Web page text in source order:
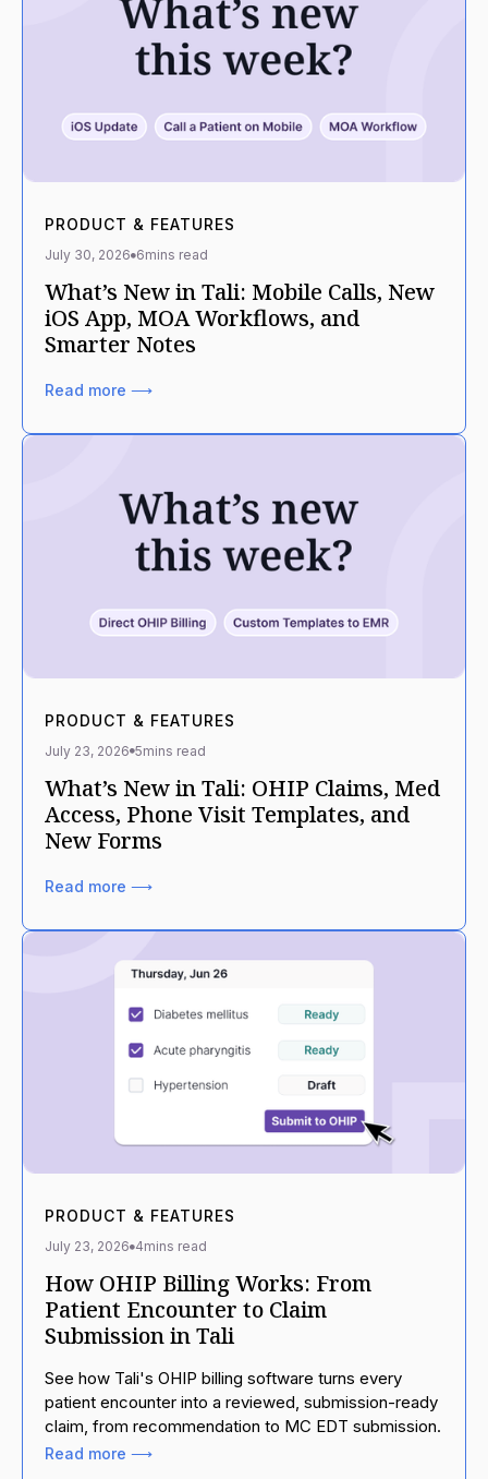
PRODUCT & FEATURES
July 30, 2026 6mins read
What’s New in Tali: Mobile Calls, New
iOS App, MOA Workflows, and
Smarter Notes
Read more ⟶
PRODUCT & FEATURES
July 23, 2026 5mins read
What’s New in Tali: OHIP Claims, Med
Access, Phone Visit Templates, and
New Forms
Read more ⟶
PRODUCT & FEATURES
July 23, 2026 4mins read
How OHIP Billing Works: From
Patient Encounter to Claim
Submission in Tali
See how Tali's OHIP billing software turns every
patient encounter into a reviewed, submission-ready
claim, from recommendation to MC EDT submission.
Read more ⟶